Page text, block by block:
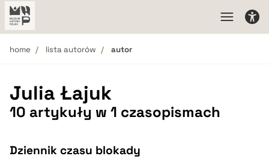
home lista autorów autor
Julia Łajuk
10 artykuły w 1 czasopismach
Dziennik czasu blokady